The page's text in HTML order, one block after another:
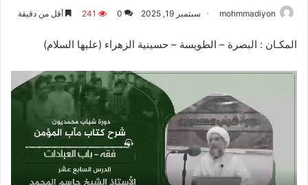
mohmmadiyon سبتمبر 19, 2025 0
241 أقل من دقيقة
المكـان : البصرة – الطويسة – حسينية الزهراء (عليها السلام)